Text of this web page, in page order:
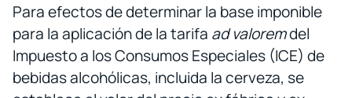
Para efectos de determinar la base imponible
para la aplicación de la tarifa ad valoremdel
Impuesto a los Consumos Especiales (ICE) de
bebidas alcohólicas, incluida la cerveza, se